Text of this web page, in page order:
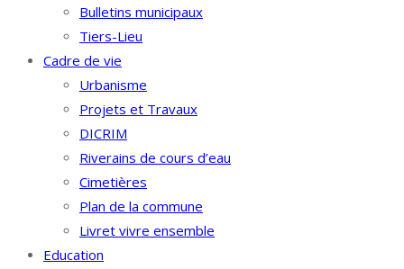
Bulletins municipaux
Tiers-Lieu
Cadre de vie
Urbanisme
Projets et Travaux
DICRIM
Riverains de cours d’eau
Cimetières
Plan de la commune
Livret vivre ensemble
Education